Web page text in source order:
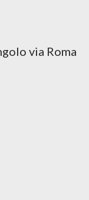
via Roma